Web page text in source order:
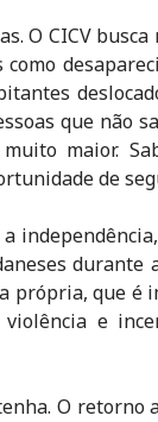
O CICV
que não
maior.
de
própria, que é
e
O retorno